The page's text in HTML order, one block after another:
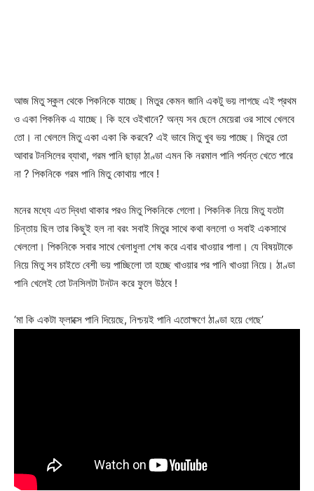
আজ মিতু স্কুল থেকে পিকনিকে যাচ্ছে। মিতুর কেমন জানি একটু ভয় লাগছে এই প্রথম
ও একা পিকনিক এ যাচ্ছে। কি হবে ওইখানে? অন্য সব ছেলে মেয়েরা ওর সাথে খেলবে
তো। না খেললে মিতু একা একা কি করবে? এই ভাবে মিতু খুব ভয় পাচ্ছে। মিতুর তো
আবার টনসিলের ব্যাথা, গরম পানি ছাড়া ঠাণ্ডা এমন কি নরমাল পানি পর্যন্ত খেতে পারে
না ? পিকনিকে গরম পানি মিতু কোথায় পাবে !
মনের মধ্যে এত দ্বিধা থাকার পরও মিতু পিকনিকে গেলো। পিকনিক নিয়ে মিতু যতটা
চিন্তায় ছিল তার কিছুই হল না বরং সবাই মিতুর সাথে কথা বললো ও সবাই একসাথে
খেললো। পিকনিকে সবার সাথে খেলাধুলা শেষ করে এবার খাওয়ার পালা। যে বিষয়টাকে
নিয়ে মিতু সব চাইতে বেশী ভয় পাচ্ছিলো তা হচ্ছে খাওয়ার পর পানি খাওয়া নিয়ে। ঠাণ্ডা
পানি খেলেই তো টনসিলটা টনটন করে ফুলে উঠবে !
‘মা কি একটা ফ্লাক্সে পানি দিয়েছে, নিশ্চয়ই পানি এতোক্ষণে ঠাণ্ডা হয়ে গেছে’